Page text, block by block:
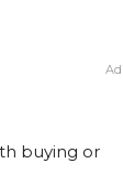
Ad
buying or